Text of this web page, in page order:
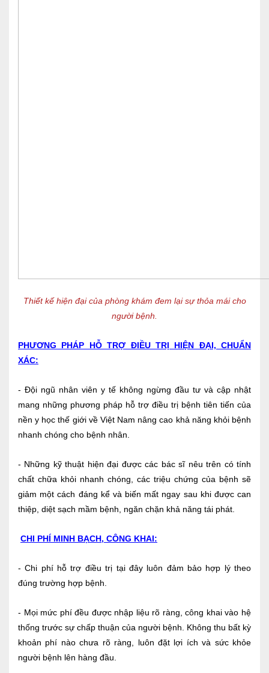
Thiết kế hiện đại của phòng khám đem lại sự thỏa mái cho
người bệnh.
PHƯƠNG PHÁP HỖ TRỢ ĐIỀU TRỊ HIỆN ĐẠI, CHUẨN
XÁC:
- Đội ngũ nhân viên y tế không ngừng đầu tư và cập nhật
mang những phương pháp hỗ trợ điều trị bệnh tiên tiến của
nền y học thế giới về Việt Nam nâng cao khả năng khỏi bệnh
nhanh chóng cho bệnh nhân.
- Những kỹ thuật hiện đại được các bác sĩ nêu trên có tính
chất chữa khỏi nhanh chóng, các triệu chứng của bệnh sẽ
giảm một cách đáng kể và biến mất ngay sau khi được can
thiệp, diệt sạch mầm bệnh, ngăn chặn khả năng tái phát.
CHI PHÍ MINH BẠCH, CÔNG KHAI:
- Chi phí hỗ trợ điều trị tại đây luôn đảm bảo hợp lý theo
đúng trường hợp bệnh.
- Mọi mức phí đều được nhập liệu rõ ràng, công khai vào hệ
thống trước sự chấp thuận của người bệnh. Không thu bất kỳ
khoản phí nào chưa rõ ràng, luôn đặt lợi ích và sức khỏe
người bệnh lên hàng đầu.